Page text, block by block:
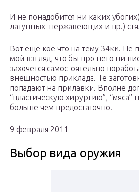
И не понадобится ни каких
латунных, нержавеющих и пр.)
Вот еще кое что на тему 34ки. Не
мой взгляд, что бы про него ни
захочется самостоятельно
внешностью приклада. Те
попадают на прилавки. Вполне
“пластическую хирургию”, “мяса”
больше чем предостаточно.
9 февраля 2011
Выбор вида оружия